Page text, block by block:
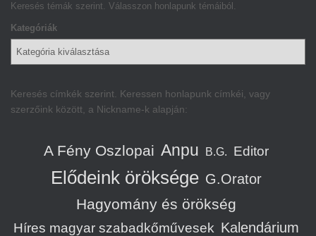
Keresés témák szerint. Válasszon honlapunk témáiból.
Kategóriák
Keresés címkék szerint. Keressen honlapunk címkéi, vagy
szerzőink között, a Nickname-k alapján:
A Fény Oszlopai Anpu B.G. Editor
Elődeink öröksége G.Orator
Hagyomány és örökség
Híres magyar szabadkőművesek Kalendárium